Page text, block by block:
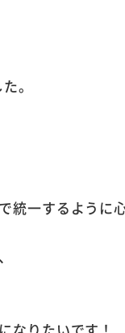
。
統一するように